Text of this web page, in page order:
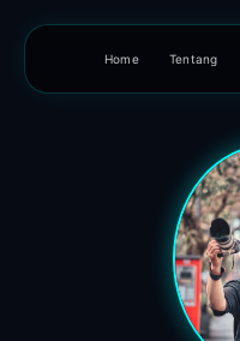
Home Tentang